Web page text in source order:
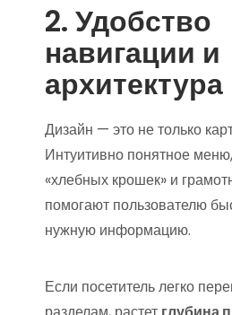
2. Удобство
навигации и
архитектура
Дизайн — это не только
Интуитивно понятное
«хлебных крошек» и
помогают пользователю
нужную информацию.
Если посетитель легко